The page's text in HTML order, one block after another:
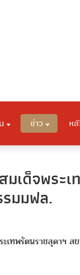
ข่าว ห
มเด็จพระ
มมฟล.
เทพรัตนราชสุดาฯ